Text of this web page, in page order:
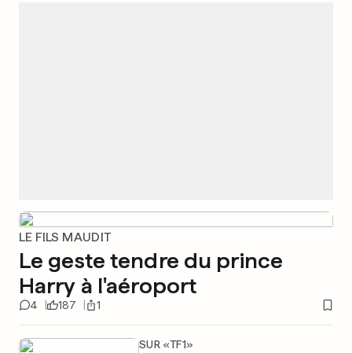
LE FILS MAUDIT
Le geste tendre du prince
Harry à l'aéroport
4 187 1
SUR «TF1»